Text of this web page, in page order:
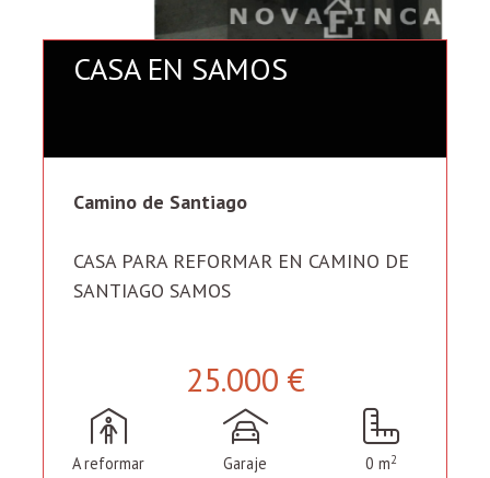
CASA EN SAMOS
Camino de Santiago
CASA PARA REFORMAR EN CAMINO DE
SANTIAGO SAMOS
25.000 €
A reformar Garaje 0 m2